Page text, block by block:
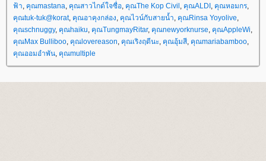
ฟ้า, คุณmastana, คุณสาวไกด์ใจซื่อ, คุณThe Kop Civil , คุณALDI , คุณหอมกร,
คุณtuk-tuk@korat, คุณอาคุงกล่อง, คุณไวน์กับสายน้ำ, คุณRinsa Yoyolive,
คุณschnuggy, คุณhaiku, คุณTungmayRitar, คุณnewyorknurse, คุณAppleWi,
คุณMax Bulliboo, คุณlovereason, คุณเริงฤดีนะ, คุณอุ้มสี, คุณmariabamboo,
คุณออมอำพัน, คุณmultiple